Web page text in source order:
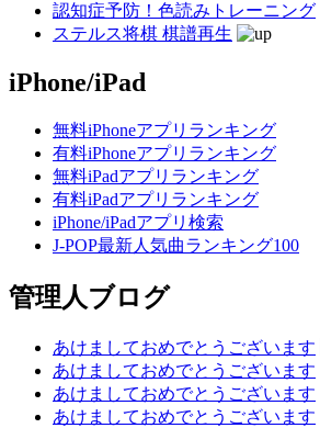
認知症予防！色読みトレーニング
ステルス将棋 棋譜再生
iPhone/iPad
無料iPhoneアプリランキング
有料iPhoneアプリランキング
無料iPadアプリランキング
有料iPadアプリランキング
iPhone/iPadアプリ検索
J-POP最新人気曲ランキング100
管理人ブログ
あけましておめでとうございます
あけましておめでとうございます
あけましておめでとうございます
あけましておめでとうございます